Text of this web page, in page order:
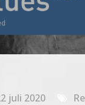
juli 2020